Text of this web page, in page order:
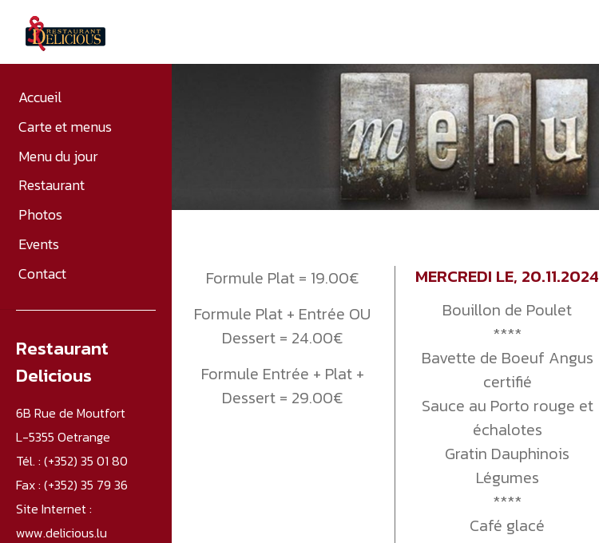
Formule Plat = 19.00€
Formule Plat + Entrée OU
Dessert = 24.00€
Formule Entrée + Plat +
Dessert = 29.00€
MERCREDI LE, 20.11.2024
Bouillon de Poulet
****
Bavette de Boeuf Angus
certifié
Sauce au Porto rouge et
échalotes
Gratin Dauphinois
Légumes
****
Café glacé
Accueil
Carte et menus
Menu du jour
Restaurant
Photos
Events
Contact
Restaurant
Delicious
6B Rue de Moutfort
L-5355 Oetrange
Tél. : (+352) 35 01 80
Fax : (+352) 35 79 36
Site Internet :
www.delicious.lu